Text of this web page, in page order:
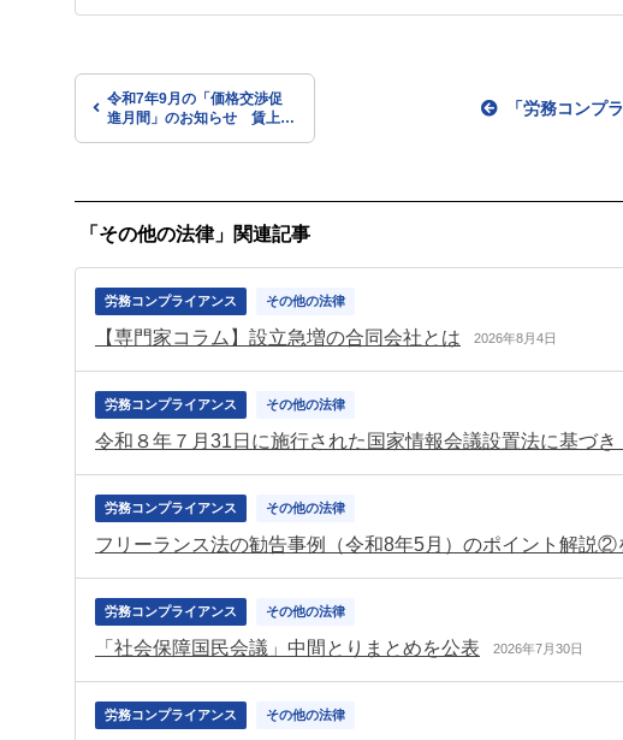
令和7年9月の「価格交渉促
進月間」のお知らせ 賃上げ
「労務コンプ
「その他の法律」関連記事
労務コンプライアンス その他の法律
【専門家コラム】設立急増の合同会社とは 2026年8月4日
労務コンプライアンス その他の法律
令和８年７月31日に施行された国家情報会議設置法に基づ
労務コンプライアンス その他の法律
フリーランス法の勧告事例（令和8年5月）のポイント解説②
労務コンプライアンス その他の法律
「社会保障国民会議」中間とりまとめを公表 2026年7月30日
労務コンプライアンス その他の法律